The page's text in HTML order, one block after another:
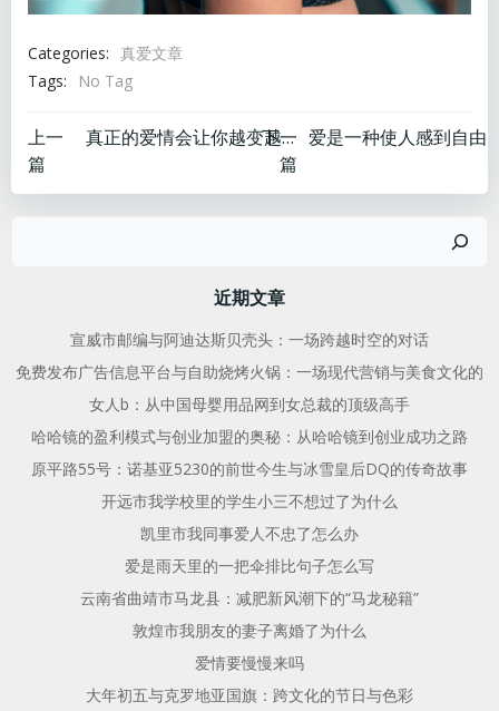
Categories: 真爱文章
Tags:
No Tag
文
章
上一
篇
真正的爱情会让你越变越好英文
文
章
航
下一
篇
近期文章
宣威市邮编与阿迪达斯贝壳头：一场跨越时空的对话
免费发布广告信息平台与自助烧烤火锅：一场现代营销与美食文化的
女人b：从中国母婴用品网到女总裁的顶级高手
哈哈镜的盈利模式与创业加盟的奥秘：从哈哈镜到创业成功之路
原平路55号：诺基亚5230的前世今生与冰雪皇后DQ的传奇故事
开远市我学校里的学生小三不想过了为什么
凯里市我同事爱人不忠了怎么办
爱是雨天里的一把伞排比句子怎么写
云南省曲靖市马龙县：减肥新风潮下的“马龙秘籍”
敦煌市我朋友的妻子离婚了为什么
爱情要慢慢来吗
大年初五与克罗地亚国旗：跨文化的节日与色彩